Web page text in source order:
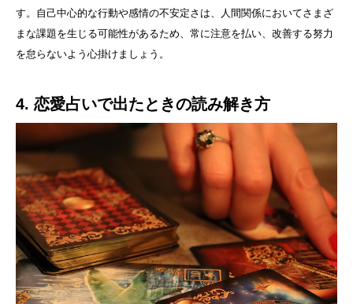
す。自己中心的な行動や感情の不安定さは、人間関係においてさまざ
まな課題を生じる可能性があるため、常に注意を払い、改善する努力
を怠らないよう心掛けましょう。
4. 恋愛占いで出たときの読み解き方